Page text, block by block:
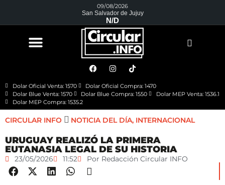
09/08/2026
San Salvador de Jujuy
N/D
Dolar Oficial Venta: 1570
Dolar Oficial Compra: 1470
Dolar Blue Venta: 1570
Dolar Blue Compra: 1550
Dolar MEP Venta: 1536.1
Dolar MEP Compra: 1535.2
CIRCULAR INFO NOTICIA DEL DÍA, INTERNACIONAL
URUGUAY REALIZÓ LA PRIMERA
EUTANASIA LEGAL DE SU HISTORIA
23/05/2026 11:52 Por Redacción Circular INFO